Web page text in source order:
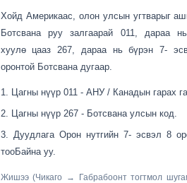
Хойд Америкаас, олон улсын угтварыг
Ботсвана руу залгаарай 011, дараа
хуулө цааз267, дараа нь бүрэн 7-
оронтой Ботсвана дугаар.
Цагны нүүр 011- АНУ / Канадын гарах
Цагны нүүр 267- Ботсвана улсын код.
Дуудлага Орон нутгийн 7- эсвэл 8
тооБайна уу.
Жишээ (Чикаго → Габрабоонт тогтмол